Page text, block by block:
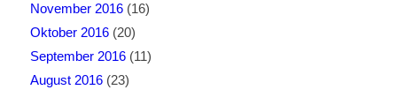
November 2016(16)
Oktober 2016(20)
September 2016(11)
August 2016(23)